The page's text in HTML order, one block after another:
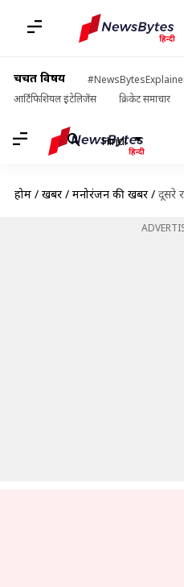
चर्चित विषय
आर्टिफिशियल इंटेलिजेंस
क्रिकेट समाचार
Hindi
होम / खबरें / मनोरंजन की खबरें / दूसरे रणबीर